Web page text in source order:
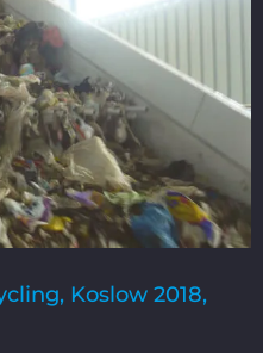
Koslow 2018,